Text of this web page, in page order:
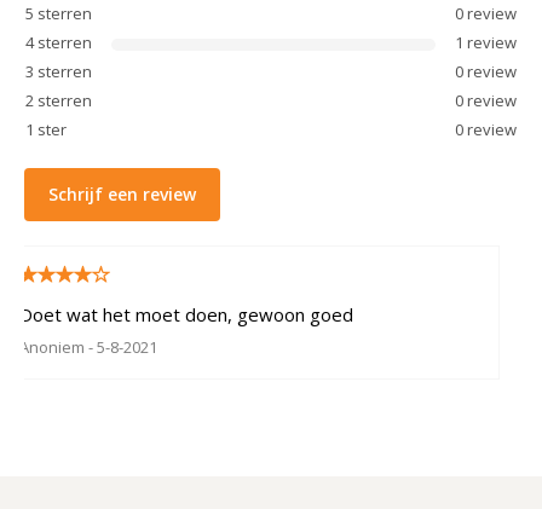
5 sterren 0review
4 sterren 1 review
3 sterren 0review
2 sterren 0review
1 ster 0review
Schrijf een review
Doet wat het moet doen, gewoon goed
Anoniem - 5-8-2021